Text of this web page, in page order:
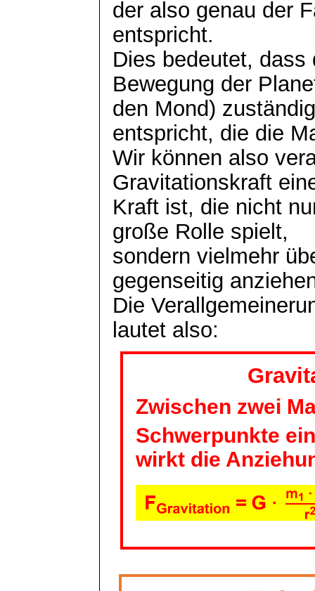
der also genau der
entspricht.
Dies bedeutet,
Bewegung der
den Mond)
entspricht, die die
Wir können also
Gravitationskraft
Kraft ist, die nicht
große Rolle spielt,
sondern vielmehr
gegenseitig
Die
lautet also:
Zwischen zwei
Schwerpunkte
wirkt die